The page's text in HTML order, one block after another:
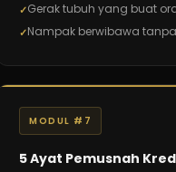
Gerak tubuh yang buat
Nampak berwibawa
MODUL #7
5 Ayat Pemusnah